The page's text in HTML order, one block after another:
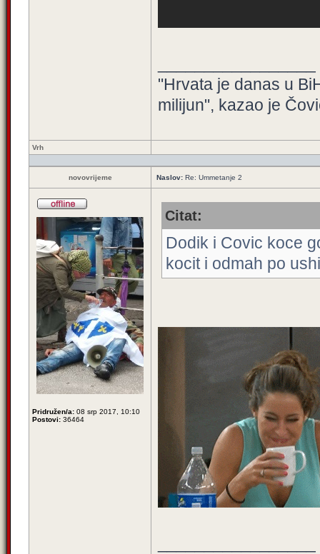
"Hrvata je danas u
milijun", kazao je
Vrh
novovrijeme Naslov: Re: Ummetanje 2
Pridružen/a: 08 srp 2017, 10:10
Postovi: 36464
Citat:
Dodik i Covic koce
kocit i odmah po